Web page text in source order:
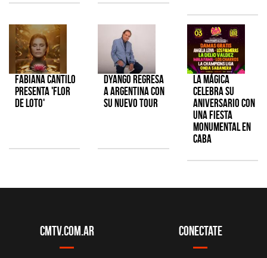
Fabiana Cantilo
presenta 'Flor
de Loto'
Dyango regresa
a Argentina con
su nuevo tour
La Mágica
celebra su
aniversario con
una fiesta
monumental en
CABA
CMTV.com.ar Conectate